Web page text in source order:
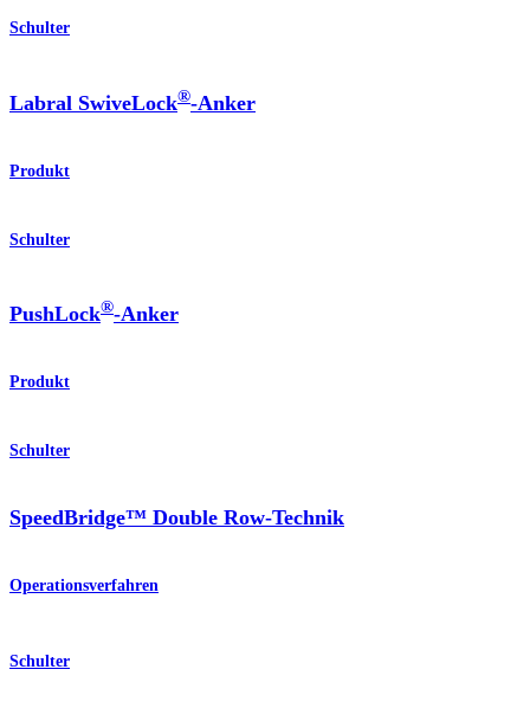
Schulter
Labral SwiveLock®-Anker
Produkt
Schulter
PushLock®-Anker
Produkt
Schulter
SpeedBridge™ Double Row-Technik
Operationsverfahren
Schulter